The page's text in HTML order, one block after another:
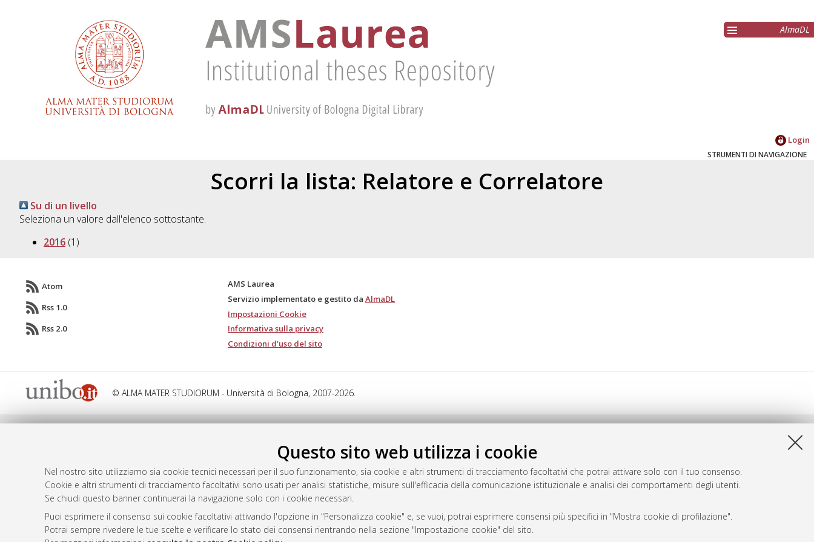
Questo sito web utilizza i cookie
Nel nostro sito utilizziamo sia cookie tecnici necessari per il suo funzionamento, sia cookie e altri strumenti di tracciamento facoltativi che potrai attivare solo con il tuo consenso.
Cookie e altri strumenti di tracciamento facoltativi sono usati per analisi statistiche, misure sull'efficacia della comunicazione istituzionale e analisi dei comportamenti degli utenti.
Se chiudi questo banner continuerai la navigazione solo con i cookie necessari.
Puoi esprimere il consenso sui cookie facoltativi attivando l'opzione in "Personalizza cookie" e, se vuoi, potrai esprimere consensi più specifici in "Mostra cookie di profilazione".
Potrai sempre rivedere le tue scelte e verificare lo stato dei consensi rientrando nella sezione "Impostazione cookie" del sito.
AlmaDL
Login
STRUMENTI DI NAVIGAZIONE
Scorri la lista: Relatore e Correlatore
Su di un livello
Seleziona un valore dall'elenco sottostante.
2016(1)
Atom
Rss 1.0
Rss 2.0
AMS Laurea
Servizio implementato e gestito da AlmaDL
Impostazioni Cookie
Informativa sulla privacy
Condizioni d’uso del sito
© ALMA MATER STUDIORUM - Università di Bologna, 2007-2026.